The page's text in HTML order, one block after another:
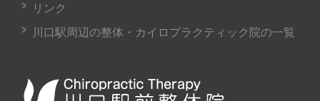
リンク
川口駅周辺の整体・カイロプラクティック院の一覧